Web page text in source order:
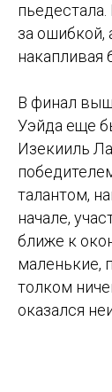
за ошибкой,
накапливая
В финал
Уэйда еще
Изекииль
талантом,
начале,
ближе к
маленькие,
толком
оказался